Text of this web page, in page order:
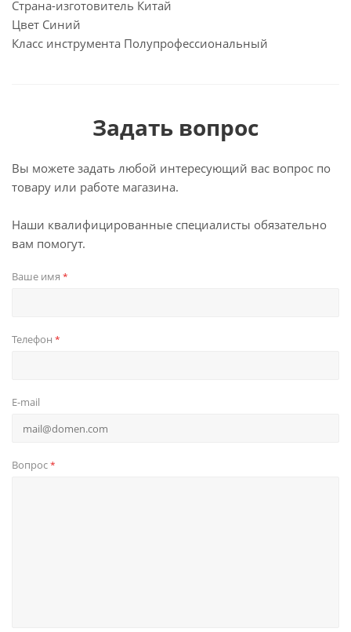
Страна-изготовитель Китай
Цвет Синий
Класс инструмента Полупрофессиональный
Задать вопрос
Вы можете задать любой интересующий вас вопрос по
товару или работе магазина.
Наши квалифицированные специалисты обязательно
вам помогут.
Ваше имя *
Телефон *
E-mail
Вопрос*